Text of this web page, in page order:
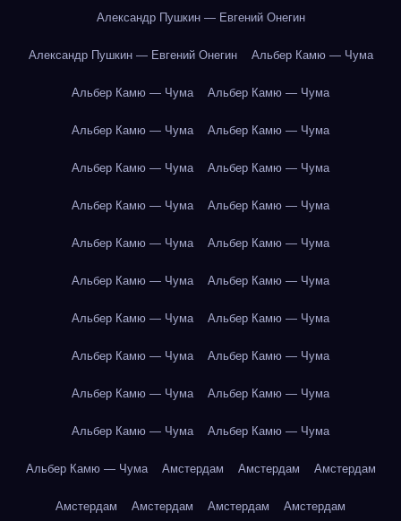
Александр Пушкин — Евгений Онегин
Александр Пушкин — Евгений Онегин Альбер Камю — Чума
Альбер Камю — Чума Альбер Камю — Чума
Альбер Камю — Чума Альбер Камю — Чума
Альбер Камю — Чума Альбер Камю — Чума
Альбер Камю — Чума Альбер Камю — Чума
Альбер Камю — Чума Альбер Камю — Чума
Альбер Камю — Чума Альбер Камю — Чума
Альбер Камю — Чума Альбер Камю — Чума
Альбер Камю — Чума Альбер Камю — Чума
Альбер Камю — Чума Альбер Камю — Чума
Альбер Камю — Чума Альбер Камю — Чума
Альбер Камю — Чума Амстердам Амстердам Амстердам
Амстердам Амстердам Амстердам Амстердам